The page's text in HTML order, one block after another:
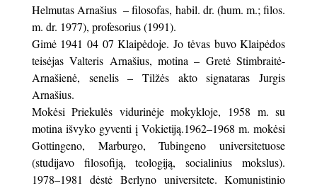
Helmutas Arnašius – filosofas, habil. dr. (hum. m.; filos.
m. dr. 1977), profesorius (1991).
Gimė 1941 04 07 Klaipėdoje. Jo tėvas buvo Klaipėdos
teisėjas Valteris Arnašius, motina – Gretė Stimbraitė-
Arnašienė, senelis – Tilžės akto signataras Jurgis
Arnašius.
Mokėsi Priekulės vidurinėje mokykloje, 1958 m. su
motina išvyko gyventi į Vokietiją.1962–1968 m. mokėsi
Gottingeno, Marburgo, Tubingeno universitetuose
(studijavo filosofiją, teologiją, socialinius mokslus).
1978–1981 dėstė Berlyno universitete. Komunistinio